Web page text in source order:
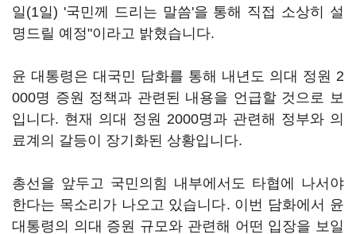
일(1일) '국민께 드리는 말씀'을 통해 직접 소상히 설
명드릴 예정"이라고 밝혔습니다.
윤 대통령은 대국민 담화를 통해 내년도 의대 정원 2
000명 증원 정책과 관련된 내용을 언급할 것으로 보
입니다. 현재 의대 정원 2000명과 관련해 정부와 의
료계의 갈등이 장기화된 상황입니다.
총선을 앞두고 국민의힘 내부에서도 타협에 나서야
한다는 목소리가 나오고 있습니다. 이번 담화에서 윤
대통령의 의대 증원 규모와 관련해 어떤 입장을 보일